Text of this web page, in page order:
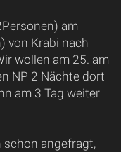
am
von Krabi nach
wollen am 25. am
NP 2 Nächte dort
am 3 Tag weiter
schon angefragt,